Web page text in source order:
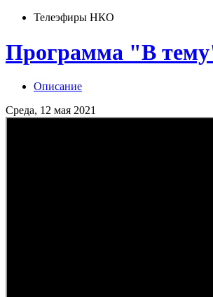
Телеэфиры НКО
Программа "В
Описание
Среда, 12 мая 2021